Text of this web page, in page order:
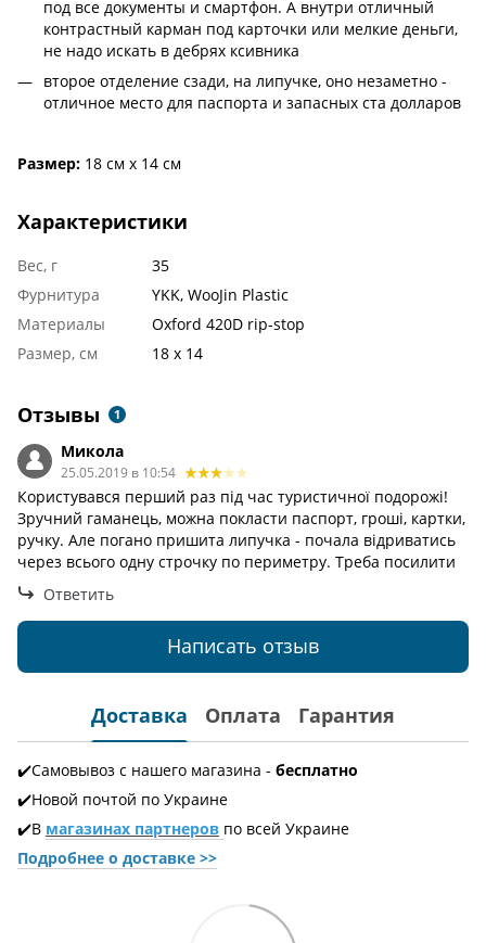
под все документы и смартфон. А внутри отличный
контрастный карман под карточки или мелкие деньги,
не надо искать в дебрях ксивника
второе отделение сзади, на липучке, оно незаметно -
отличное место для паспорта и запасных ста долларов
Размер: 18 см х 14 см
Характеристики
Вес, г
35
Фурнитура
YKK, WooJin Plastic
Материалы
Oxford 420D rip-stop
Размер, см
18 х 14
Отзывы 1
Микола
25.05.2019 в 10:54
Користувався перший раз під час туристичної подорожі!
Зручний гаманець, можна покласти паспорт, гроші, картки,
ручку. Але погано пришита липучка - почала відриватись
через всього одну строчку по периметру. Треба посилити
Ответить
Написать отзыв
Доставка Оплата Гарантия
✔️Самовывоз с нашего магазина - бесплатно
✔️Новой почтой по Украине
✔️В магазинах партнеров по всей Украине
Подробнее о доставке >>